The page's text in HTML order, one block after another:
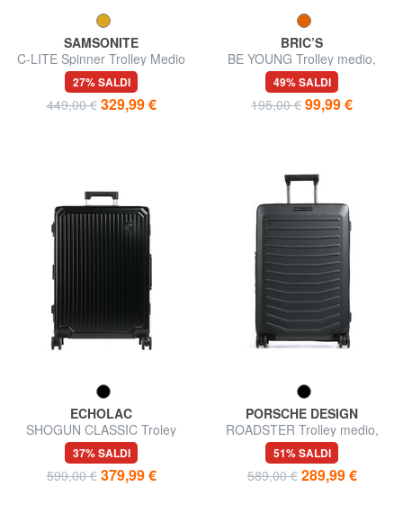
SAMSONITE
C-LITE Spinner Trolley Medio
27% SALDI
449,00 € 329,99 €
BRIC’S
BE YOUNG Trolley medio,
espandibile
49% SALDI
195,00 € 99,99 €
ECHOLAC
SHOGUN CLASSIC Troley
Medio
37% SALDI
599,00 € 379,99 €
PORSCHE DESIGN
ROADSTER Trolley medio,
espandibile
51% SALDI
589,00 € 289,99 €